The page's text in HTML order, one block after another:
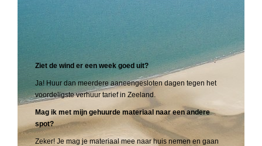
Ziet de wind er een week goed uit?
Ja! Huur dan meerdere aaneengesloten dagen tegen het
voordeligste verhuur tarief in Zeeland.
Mag ik met mijn gehuurde materiaal naar een andere
spot?
Zeker! Je mag je materiaal mee naar huis nemen en gaan